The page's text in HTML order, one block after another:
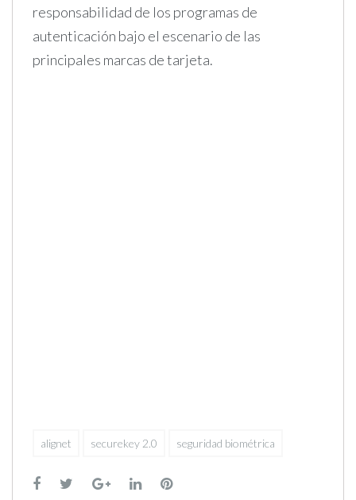
responsabilidad de los programas de
autenticación bajo el escenario de las
principales marcas de tarjeta.
alignet securekey 2.0 seguridad biométrica
Facebook
TwitterGoogle+
LinkedInPinterest